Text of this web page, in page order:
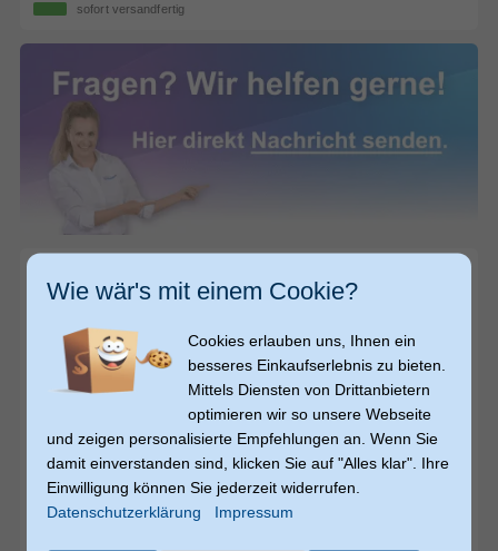
sofort versandfertig
Video € 24,99
€ 24,99
Fresh 'n RebelWireless Magnetic 5000 mAh Powerbank
Wie wär's mit einem Cookie?
Cookies erlauben uns, Ihnen ein
besseres Einkaufserlebnis zu bieten.
Mittels Diensten von Drittanbietern
optimieren wir so unsere Webseite
und zeigen personalisierte Empfehlungen an. Wenn Sie
damit einverstanden sind, klicken Sie auf "Alles klar". Ihre
Einwilligung können Sie jederzeit widerrufen.
Datenschutzerklärung
Impressum